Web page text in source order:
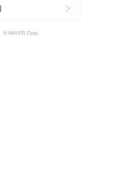
공
© NAVER Corp.